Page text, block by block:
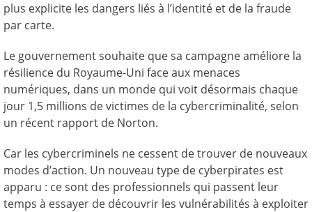
plus explicite les dangers liés à l’identité et de la fraude
par carte.
Le gouvernement souhaite que sa campagne améliore la
résilience du Royaume-Uni face aux menaces
numériques, dans un monde qui voit désormais chaque
jour 1,5 millions de victimes de la cybercriminalité, selon
un récent rapport de Norton.
Car les cybercriminels ne cessent de trouver de nouveaux
modes d’action. Un nouveau type de cyberpirates est
apparu : ce sont des professionnels qui passent leur
temps à essayer de découvrir les vulnérabilités à exploiter